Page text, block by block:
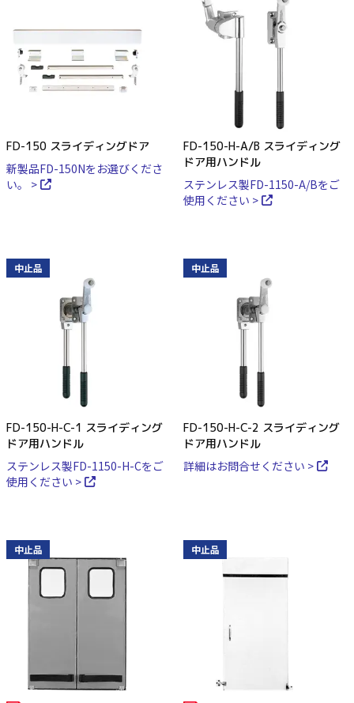
FD-150 スライディングドア
新製品FD-150Nをお選びくださ
い。 >
FD-150-H-A/B スライディング
ドア用ハンドル
ステンレス製FD-1150-A/Bをご
使用ください >
中止品
FD-150-H-C-1 スライディング
ドア用ハンドル
ステンレス製FD-1150-H-Cをご
使用ください >
中止品
FD-150-H-C-2 スライディング
ドア用ハンドル
詳細はお問合せください >
中止品 中止品